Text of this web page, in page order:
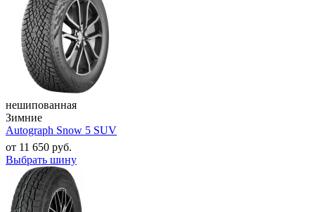
нешипованная
Зимние
Autograph Snow 5 SUV
от 11 650 руб.
Выбрать шину